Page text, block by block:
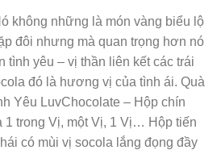
không những là món vàng biểu lộ
đôi nhưng mà quan trọng hơn nó
tình yêu – vị thần liên kết các trái
đó là hương vị của tình ái. Quà
Yêu LuvChocolate – Hộp chín
1 trong Vị, một Vị, 1 Vị… Hộp tiến
có mùi vị socola lắng đọng đầy